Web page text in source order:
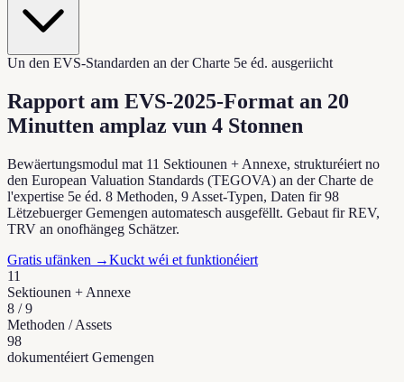
Un den EVS-Standarden an der Charte 5e éd. ausgeriicht
Rapport am EVS-2025-Format an 20
Minutten amplaz vun 4 Stonnen
Bewäertungsmodul mat 11 Sektiounen + Annexe, strukturéiert no
den European Valuation Standards (TEGOVA) an der Charte de
l'expertise 5e éd. 8 Methoden, 9 Asset-Typen, Daten fir 98
Lëtzebuerger Gemengen automatesch ausgefëllt. Gebaut fir REV,
TRV an onofhängeg Schätzer.
Gratis ufänken →Kuckt wéi et funktionéiert
11
Sektiounen + Annexe
8 / 9
Methoden / Assets
98
dokumentéiert Gemengen